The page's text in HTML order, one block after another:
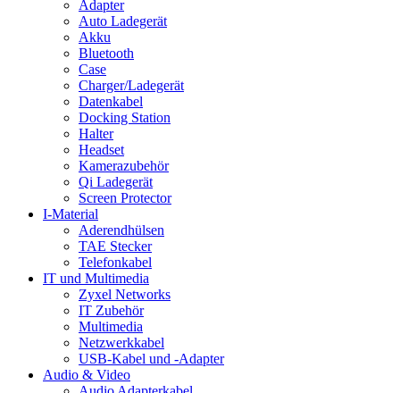
Adapter
Auto Ladegerät
Akku
Bluetooth
Case
Charger/Ladegerät
Datenkabel
Docking Station
Halter
Headset
Kamerazubehör
Qi Ladegerät
Screen Protector
I-Material
Aderendhülsen
TAE Stecker
Telefonkabel
IT und Multimedia
Zyxel Networks
IT Zubehör
Multimedia
Netzwerkkabel
USB-Kabel und -Adapter
Audio & Video